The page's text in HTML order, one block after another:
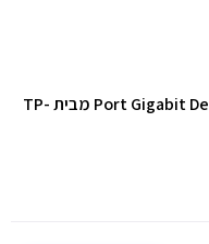
מתג 8-Port Gigabit Desktop/Rackmount TL-SG1008 מבית TP-